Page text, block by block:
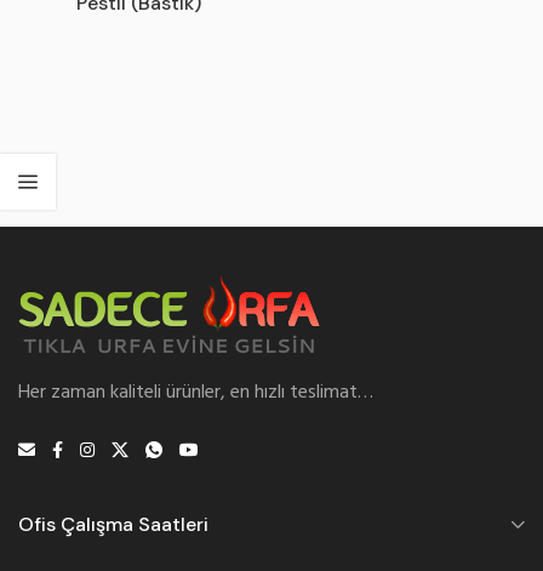
Her zaman kaliteli ürünler, en hızlı teslimat…
Ofis Çalışma Saatleri